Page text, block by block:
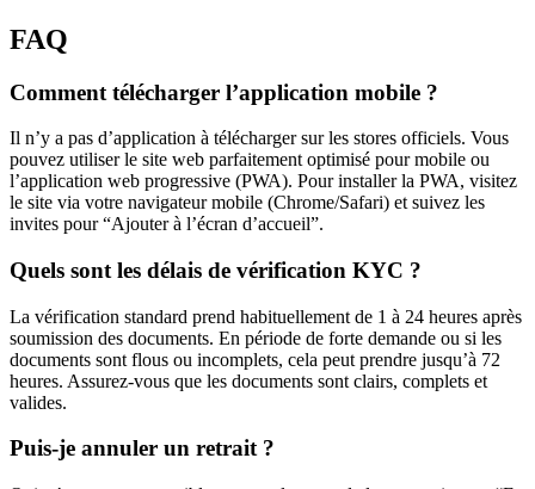
FAQ
Comment télécharger l’application mobile ?
Il n’y a pas d’application à télécharger sur les stores officiels. Vous
pouvez utiliser le site web parfaitement optimisé pour mobile ou
l’application web progressive (PWA). Pour installer la PWA, visitez
le site via votre navigateur mobile (Chrome/Safari) et suivez les
invites pour “Ajouter à l’écran d’accueil”.
Quels sont les délais de vérification KYC ?
La vérification standard prend habituellement de 1 à 24 heures après
soumission des documents. En période de forte demande ou si les
documents sont flous ou incomplets, cela peut prendre jusqu’à 72
heures. Assurez-vous que les documents sont clairs, complets et
valides.
Puis-je annuler un retrait ?